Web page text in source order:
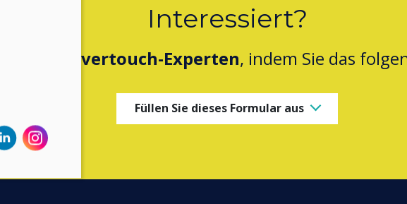
Interessiert?
Clevertouch-Experten, indem Sie das
Füllen Sie dieses Formular aus